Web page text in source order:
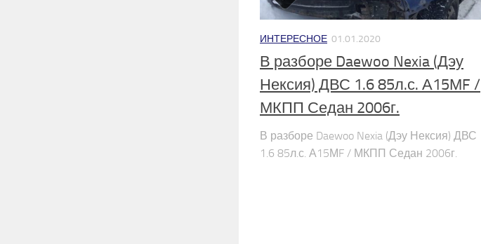
ИНТЕРЕСНОЕ 01.01.2020
В разборе Daewoo Nexia (Дэу
Нексия) ДВС 1.6 85л.с. А15МF /
МКПП Седан 2006г.
В разборе Daewoo Nexia (Дэу Нексия) ДВС
1.6 85л.с. А15МF / МКПП Седан 2006г.